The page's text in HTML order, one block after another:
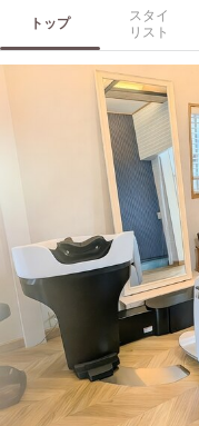
トップ
スタイ
リスト